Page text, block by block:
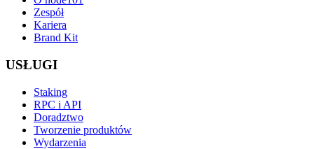
Zespół
Kariera
Brand Kit
USŁUGI
Staking
RPC i API
Doradztwo
Tworzenie produktów
Wydarzenia